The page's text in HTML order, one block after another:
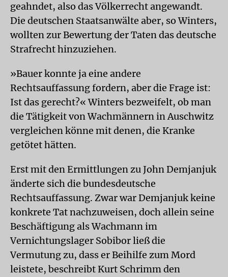
geahndet, also das Völkerrecht angewandt.
Die deutschen Staatsanwälte aber, so Winters,
wollten zur Bewertung der Taten das deutsche
Strafrecht hinzuziehen.
»Bauer konnte ja eine andere
Rechtsauffassung fordern, aber die Frage ist:
Ist das gerecht?« Winters bezweifelt, ob man
die Tätigkeit von Wachmännern in Auschwitz
vergleichen könne mit denen, die Kranke
getötet hätten.
Erst mit den Ermittlungen zu John Demjanjuk
änderte sich die bundesdeutsche
Rechtsauffassung. Zwar war Demjanjuk keine
konkrete Tat nachzuweisen, doch allein seine
Beschäftigung als Wachmann im
Vernichtungslager Sobibor ließ die
Vermutung zu, dass er Beihilfe zum Mord
leistete, beschreibt Kurt Schrimm den